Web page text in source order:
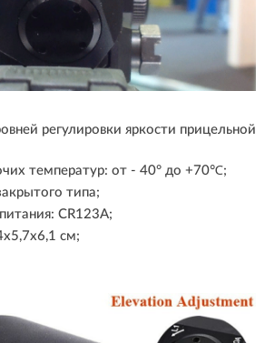
регулировки яркости прицельной
температур: от - 40° до +70℃;
типа;
CR123A;
см;